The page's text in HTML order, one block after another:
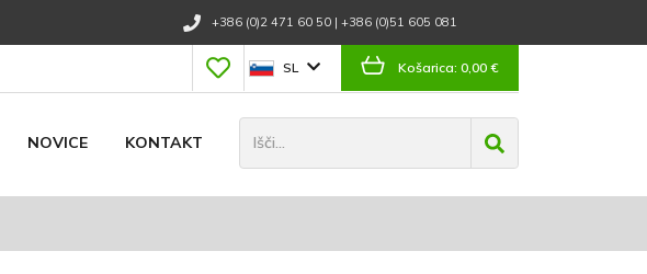
+386 (0)2 471 60 50 | +386 (0)51 605 081
SL Košarica: 0,00 €
NOVICE KONTAKT